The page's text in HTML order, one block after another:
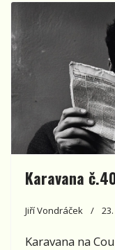
Karavana
Jiří Vondráček
Karavana na